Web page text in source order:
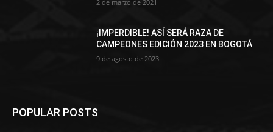
2 de marzo de 2021
¡IMPERDIBLE! ASÍ SERÁ RAZA DE
CAMPEONES EDICIÓN 2023 EN BOGOTÁ
9 de agosto de 2023
POPULAR POSTS